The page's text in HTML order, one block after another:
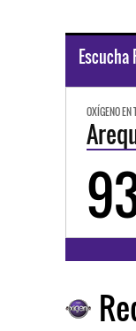
Escucha
OXÍGENO